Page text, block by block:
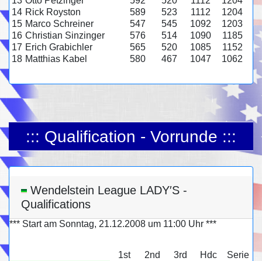
14 Rick Royston 589 523 1112
1204
15 Marco Schreiner 547 545 1092
1203
16 Christian Sinzinger 576 514 1090
1185
17 Erich Grabichler 565 520 1085
1152
18 Matthias Kabel 580 467 1047 1062
::: Qualification - Vorrunde :::
Wendelstein League LADY′S -
Qualifications
*** Start am Sonntag, 21.12.2008 um 11:00 Uhr ***
1st 2nd 3rd Hdc
Serie